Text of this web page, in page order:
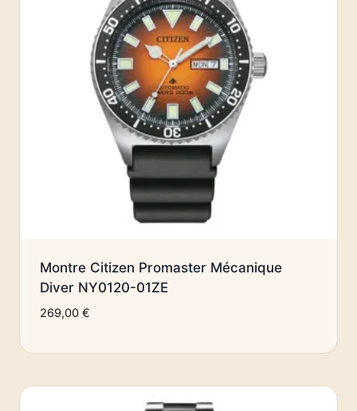
Montre Citizen Promaster Mécanique
Diver NY0120-01ZE
269,00 €